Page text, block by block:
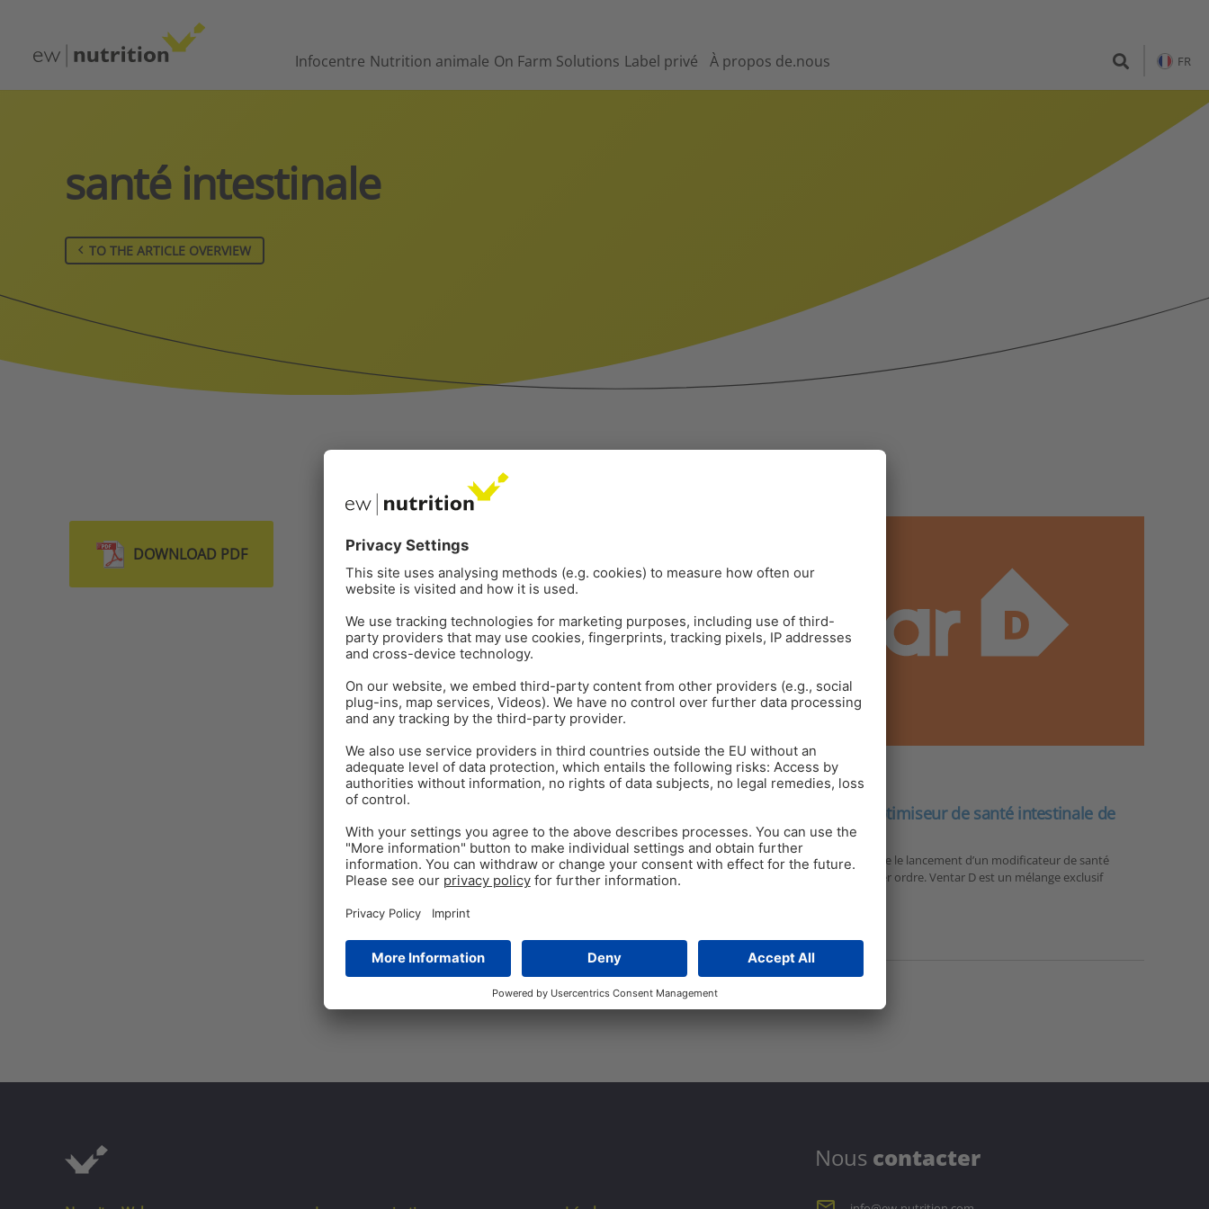
Infocentre Nutrition animale On Farm Solutions Label privé À propos de.nous FR
santé intestinale
TO THE ARTICLE OVERVIEW
DOWNLOAD PDF
POULTRY GUT HEALTH PRESS RELEASE
Oct 21 2min read
EW Nutrition lance Ventar D, l’optimiseur de santé intestinale de
nouvelle génération
VISBEK, le 18 octobre – EW Nutrition annonce le lancement d’un modificateur de santé
intestinale de nouvelle génération de premier ordre. Ventar D est un mélange exclusif
Nous contacter